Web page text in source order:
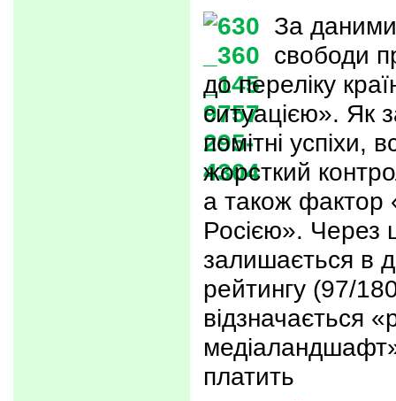
За даними
свободи
до переліку
ситуацією». Як
помітні успіхи,
жорсткий
а також фактор
Росією». Через
залишається в
рейтингу (97/
відзначається
платить